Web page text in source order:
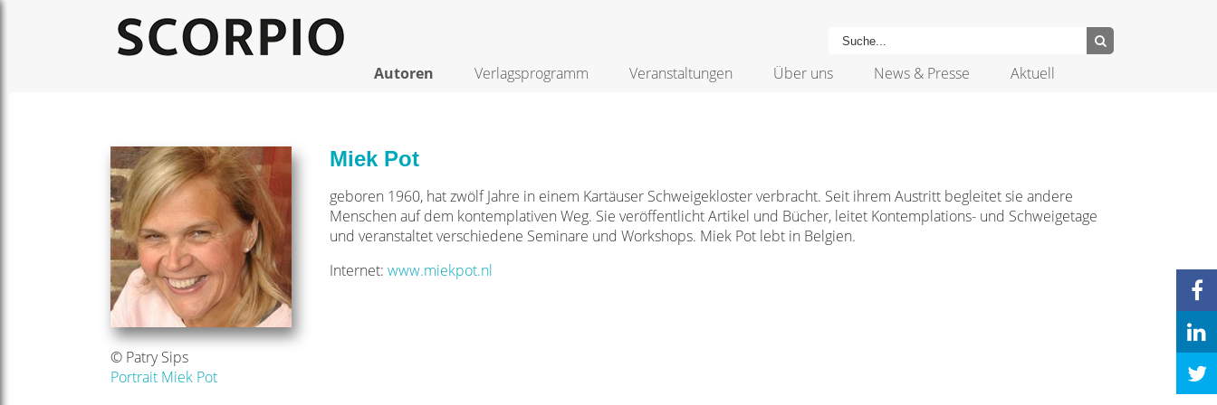
Autoren Verlagsprogramm Veranstaltungen Über uns News & Presse Aktuell
© Patry Sips
Portrait Miek Pot
Miek Pot
geboren 1960, hat zwölf Jahre in einem Kartäuser Schweigekloster verbracht. Seit ihrem Austritt begleitet sie andere
Menschen auf dem kontemplativen Weg. Sie veröffentlicht Artikel und Bücher, leitet Kontemplations- und Schweigetage
und veranstaltet verschiedene Seminare und Workshops. Miek Pot lebt in Belgien.
Internet: www.miekpot.nl